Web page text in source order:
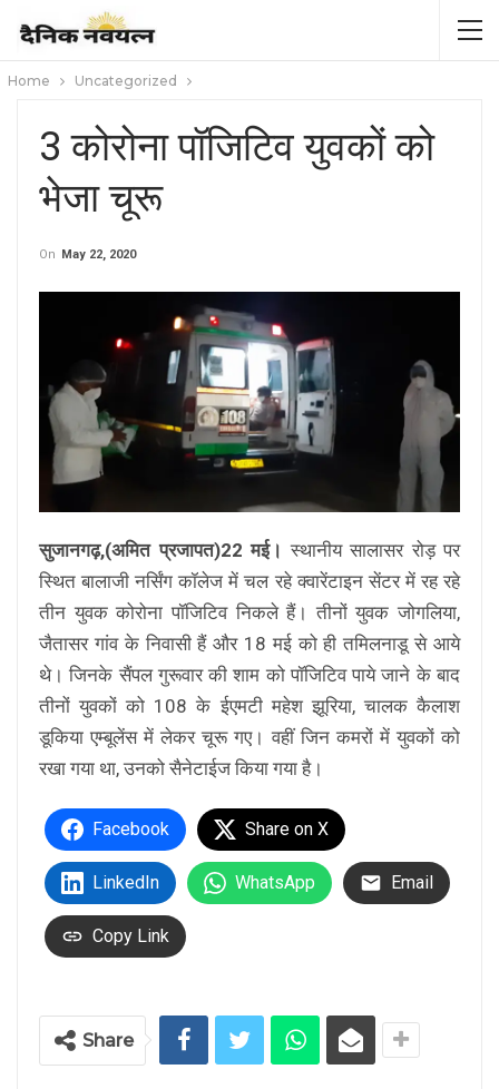
Home Uncategorized
3 कोरोना पॉजिटिव युवकों को
भेजा चूरू
On May 22, 2020
सुजानगढ़,(अमित प्रजापत)22 मई। स्थानीय सालासर रोड़ पर
स्थित बालाजी नर्सिंग कॉलेज में चल रहे क्वारेंटाइन सेंटर में रह रहे
तीन युवक कोरोना पॉजिटिव निकले हैं। तीनों युवक जोगलिया,
जैतासर गांव के निवासी हैं और 18 मई को ही तमिलनाडू से आये
थे। जिनके सैंपल गुरूवार की शाम को पॉजिटिव पाये जाने के बाद
तीनों युवकों को 108 के ईएमटी महेश झूरिया, चालक कैलाश
डूकिया एम्बूलेंस में लेकर चूरू गए। वहीं जिन कमरों में युवकों को
रखा गया था, उनको सैनेटाईज किया गया है।
Facebook Share on X
LinkedIn WhatsApp Email
Copy Link
Share